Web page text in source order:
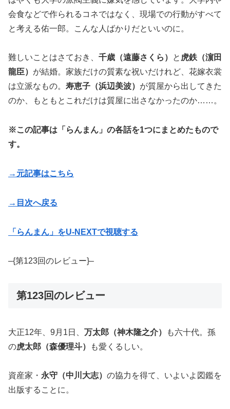
会食などで作られるコネではなく、現場での行動がすべて
と考える佑一郎。こんな人ばかりだといいのに。
難しいことはさておき、 千歳（遠藤さくら） と 虎鉄（濵田
龍臣） が結婚。家族だけの質素な祝いだけれど、花嫁衣裳
は立派なもの。 寿恵子（浜辺美波） が質屋から出してきた
のか、もともとこれだけは質屋に出さなかったのか……。
※この記事は「らんまん」の各話を1つにまとめたもので
す。
→元記事はこちら
→目次へ戻る
「らんまん」をU-NEXTで視聴する
–{第123回のレビュー}–
第123回のレビュー
大正12年、9月1日、 万太郎（神木隆之介）
も六十代。孫
の虎太郎（森優理斗） も愛くるしい。
資産家・ 永守（中川大志） の協力を得て、いよいよ図鑑を
出版することに。